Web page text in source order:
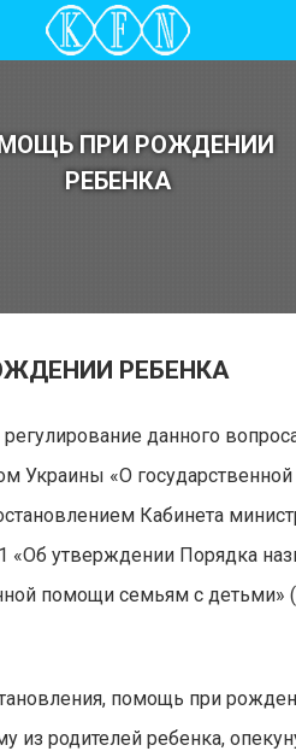
ПРИ РОЖДЕНИИ
РЕБЕНКА
РЕБЕНКА
данного
Украины «О
Кабинета
«Об утверждении Порядка
помощи семьям с детьми»
помощь при
из родителей ребенка,